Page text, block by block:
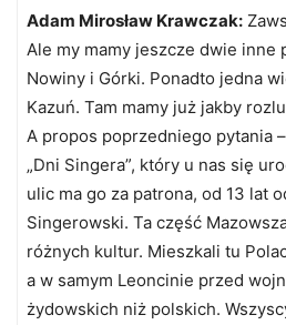
Adam Mirosław Krawczak:
Ale my mamy jeszcze dwie inne
Nowiny i Górki. Ponadto jedna
Kazuń. Tam mamy już jakby
A propos poprzedniego pytania
„Dni Singera”, który u nas się
ulic ma go za patrona, od 13 lat
Singerowski. Ta część
różnych kultur. Mieszkali tu
a w samym Leoncinie przed
żydowskich niż polskich.